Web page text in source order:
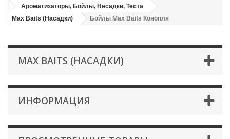
Ароматизаторы, Бойлы, Несадки, Теста
Max Baits (Насадки)
Бойлы Max Baits Конопля
MAX BAITS (НАСАДКИ)
ИНФОРМАЦИЯ